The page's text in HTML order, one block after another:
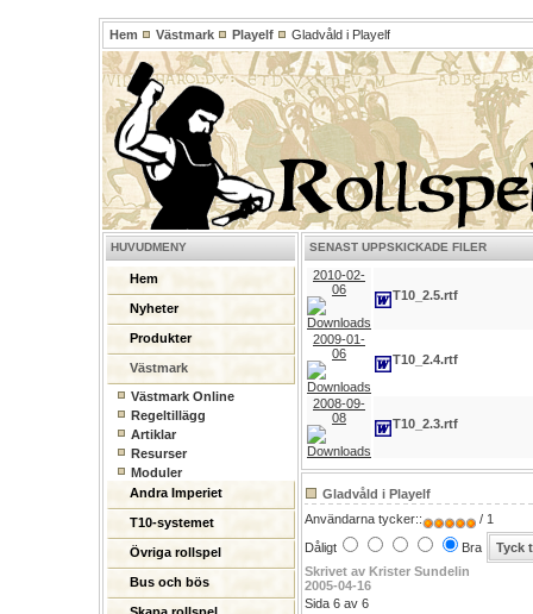
Hem Västmark Playelf Gladvåld i Playelf
HUVUDMENY
Hem
Nyheter
Produkter
Västmark
Västmark Online
Regeltillägg
Artiklar
Resurser
Moduler
Andra Imperiet
T10-systemet
Övriga rollspel
Bus och bös
SENAST UPPSKICKADE FILER
2010-02-
06
T10_2.5.rtf
2009-01-
06
T10_2.4.rtf
2008-09-
08
T10_2.3.rtf
Gladvåld i Playelf
Användarna tycker::
/ 1
Dåligt
Bra
Skrivet av Krister Sundelin
2005-04-16
Sida 6 av 6